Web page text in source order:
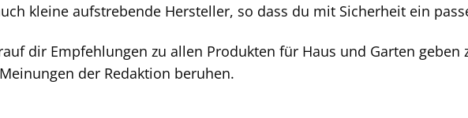
kleine aufstrebende Hersteller, so dass du mit Sicherheit ein
dir Empfehlungen zu allen Produkten für Haus und Garten
der Redaktion beruhen.